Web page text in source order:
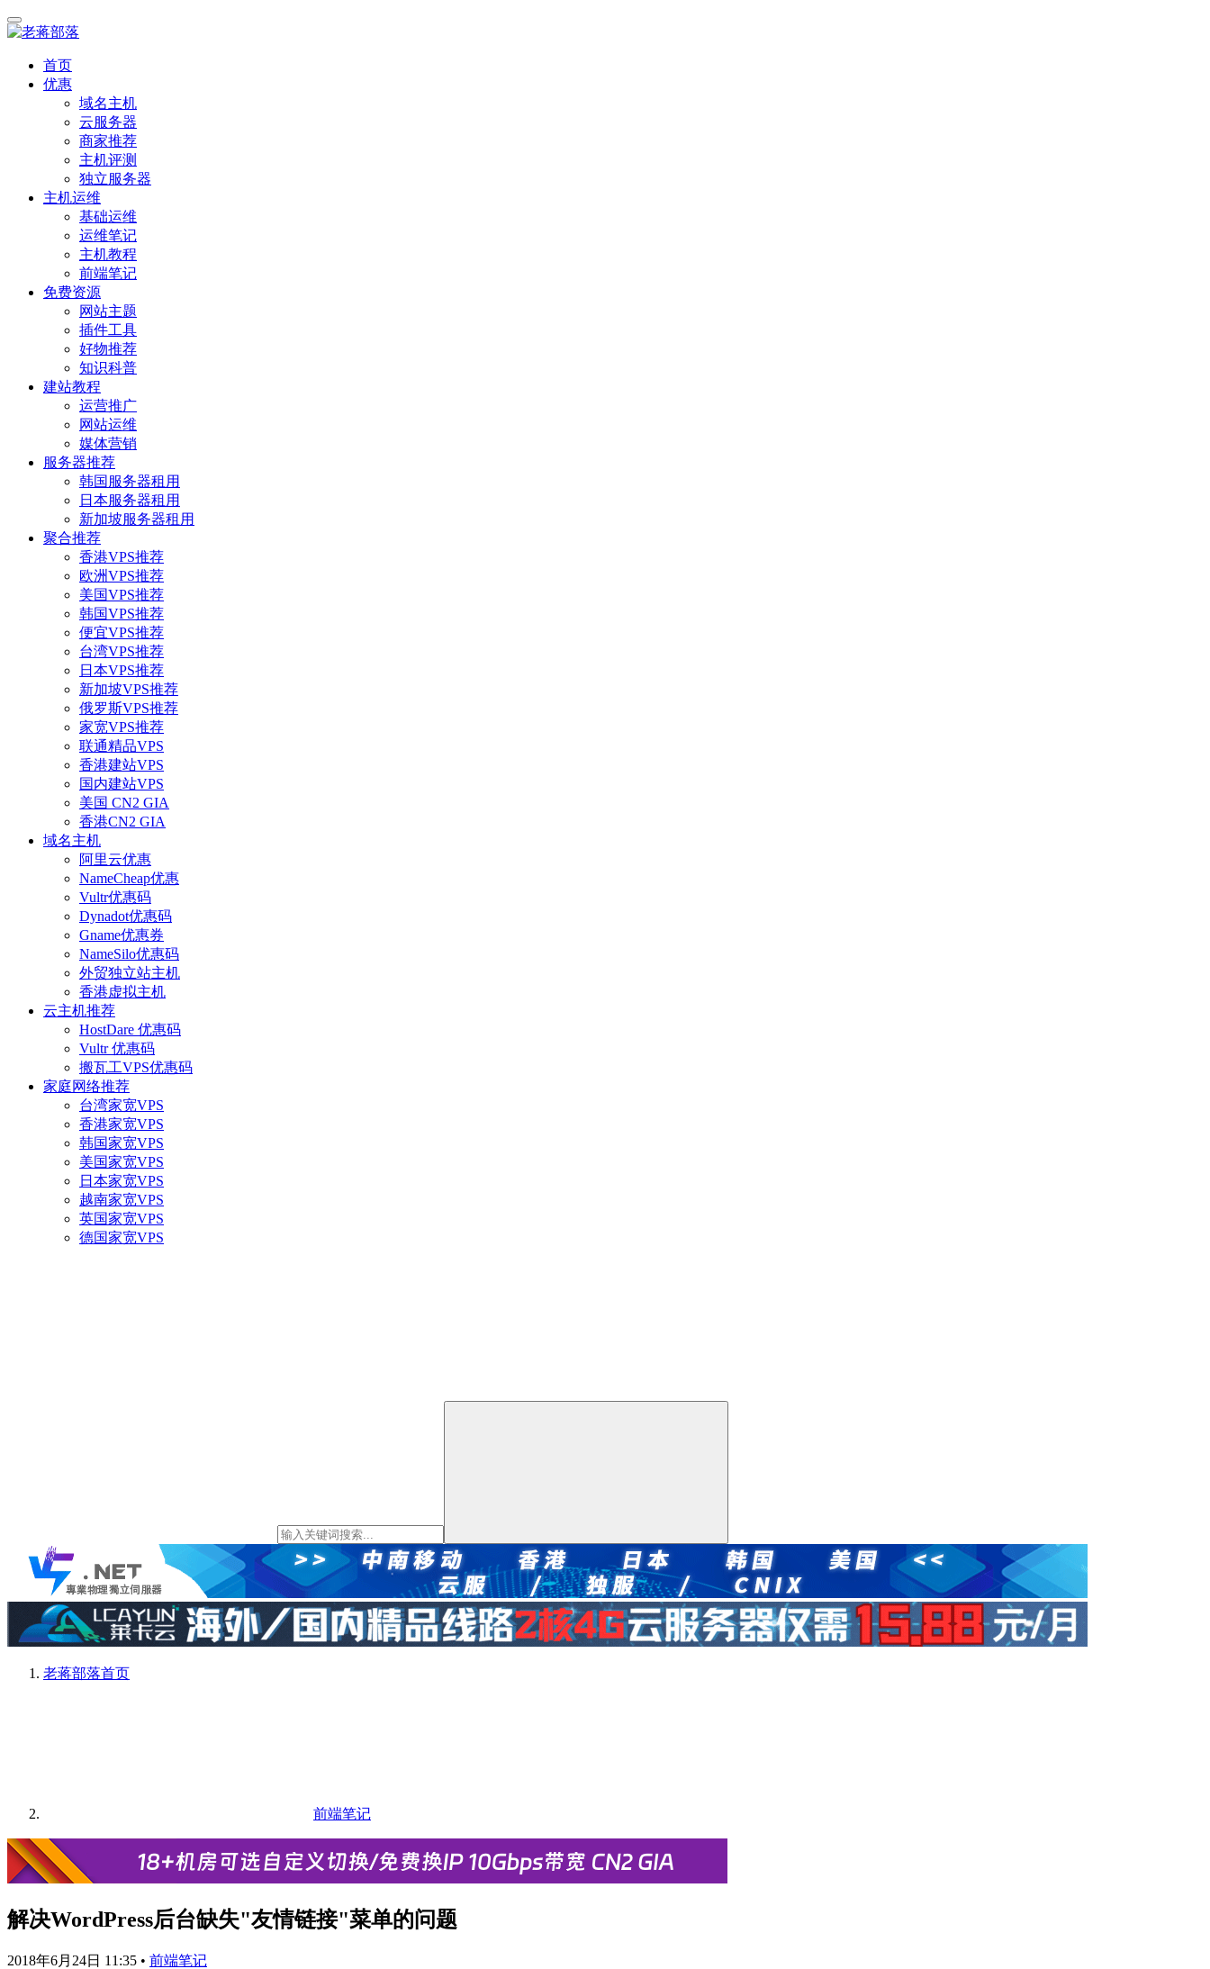
首页
优惠
域名主机
云服务器
商家推荐
主机评测
独立服务器
主机运维
基础运维
运维笔记
主机教程
前端笔记
免费资源
网站主题
插件工具
好物推荐
知识科普
建站教程
运营推广
网站运维
媒体营销
服务器推荐
韩国服务器租用
日本服务器租用
新加坡服务器租用
聚合推荐
香港VPS推荐
欧洲VPS推荐
美国VPS推荐
韩国VPS推荐
便宜VPS推荐
台湾VPS推荐
日本VPS推荐
新加坡VPS推荐
俄罗斯VPS推荐
家宽VPS推荐
联通精品VPS
香港建站VPS
国内建站VPS
美国 CN2 GIA
香港CN2 GIA
域名主机
阿里云优惠
NameCheap优惠
Vultr优惠码
Dynadot优惠码
Gname优惠券
NameSilo优惠码
外贸独立站主机
香港虚拟主机
云主机推荐
HostDare 优惠码
Vultr 优惠码
搬瓦工VPS优惠码
家庭网络推荐
台湾家宽VPS
香港家宽VPS
韩国家宽VPS
美国家宽VPS
日本家宽VPS
越南家宽VPS
英国家宽VPS
德国家宽VPS
老蒋部落首页
前端笔记
解决WordPress后台缺失"友情链接"菜单的问题
2018年6月24日 11:35 • 前端笔记